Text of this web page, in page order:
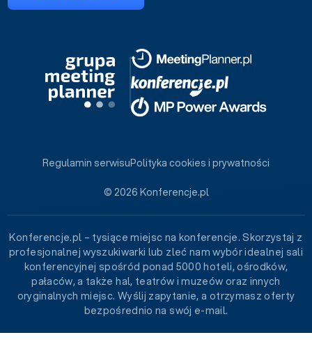
© 2026 Konferencje.pl
Regulamin serwisuPolityka cookies i prywatności
Konferencje.pl – tysiące miejsc na konferencje. Skorzystaj z
profesjonalnej wyszukiwarki lub zleć nam wybór idealnej sali
konferencyjnej spośród ponad 5000 hoteli, ośrodków,
pałaców, a także hal, teatrów i muzeów oraz innych
oryginalnych miejsc. Wyślij zapytanie, a otrzymasz oferty
bezpośrednio na swój e-mail.